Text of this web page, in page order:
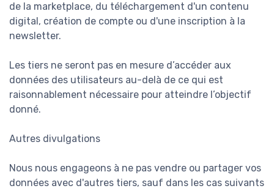
de la marketplace, du téléchargement d'un contenu
digital, création de compte ou d'une inscription à la
newsletter.
Les tiers ne seront pas en mesure d’accéder aux
données des utilisateurs au-delà de ce qui est
raisonnablement nécessaire pour atteindre l’objectif
donné.
Autres divulgations
Nous nous engageons à ne pas vendre ou partager vos
données avec d'autres tiers, sauf dans les cas suivants